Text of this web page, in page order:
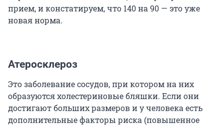
прием, и констатируем, что 140 на 90 — это уже
новая норма.
Атеросклероз
Это заболевание сосудов, при котором на них
образуются холестериновые бляшки. Если они
достигают больших размеров и у человека есть
дополнительные факторы риска (повышенное